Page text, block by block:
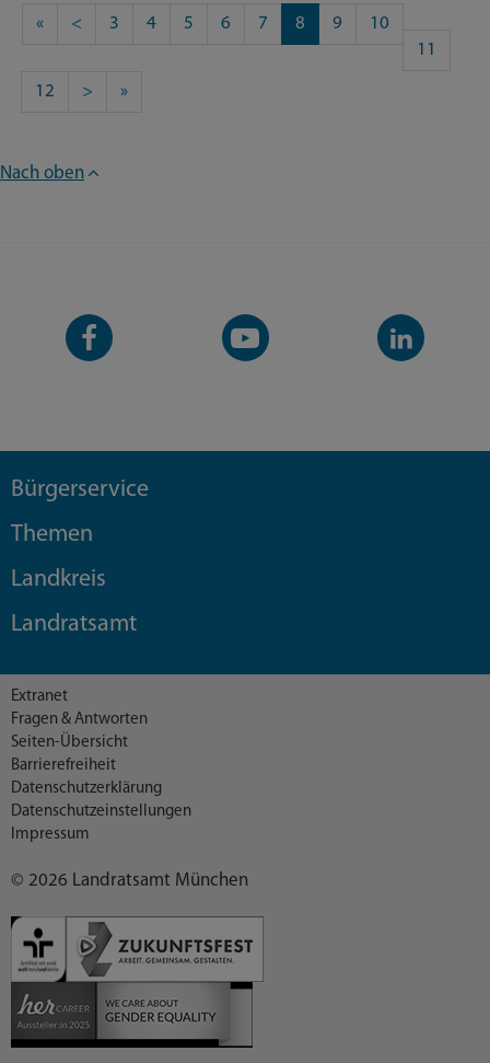
« < 3 4 5 6 7 8 9
10
11
12 > »
Nach oben
Facebook-
Seite
YouTube-
Kanal
LinkedIn-
Kanal
Bürgerservice
Themen
Landkreis
Landratsamt
© 2026 Landratsamt München
Extranet
Fragen & Antworten
Seiten-Übersicht
Barrierefreiheit
Datenschutzerklärung
Datenschutzeinstellungen
Impressum